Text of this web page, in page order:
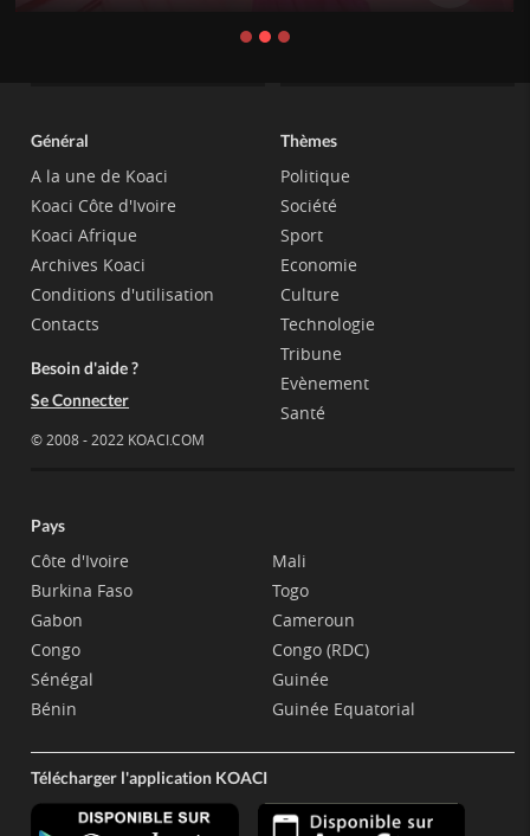
Général
A la une de Koaci
Koaci Côte d'Ivoire
Koaci Afrique
Archives Koaci
Conditions d'utilisation
Contacts
Besoin d'aide ?
Se Connecter
© 2008 - 2022 KOACI.COM
Thèmes
Politique
Société
Sport
Economie
Culture
Technologie
Tribune
Evènement
Santé
Pays
Côte d'Ivoire
Burkina Faso
Gabon
Congo
Sénégal
Bénin
Mali
Togo
Cameroun
Congo (RDC)
Guinée
Guinée Equatorial
Télécharger l'application KOACI